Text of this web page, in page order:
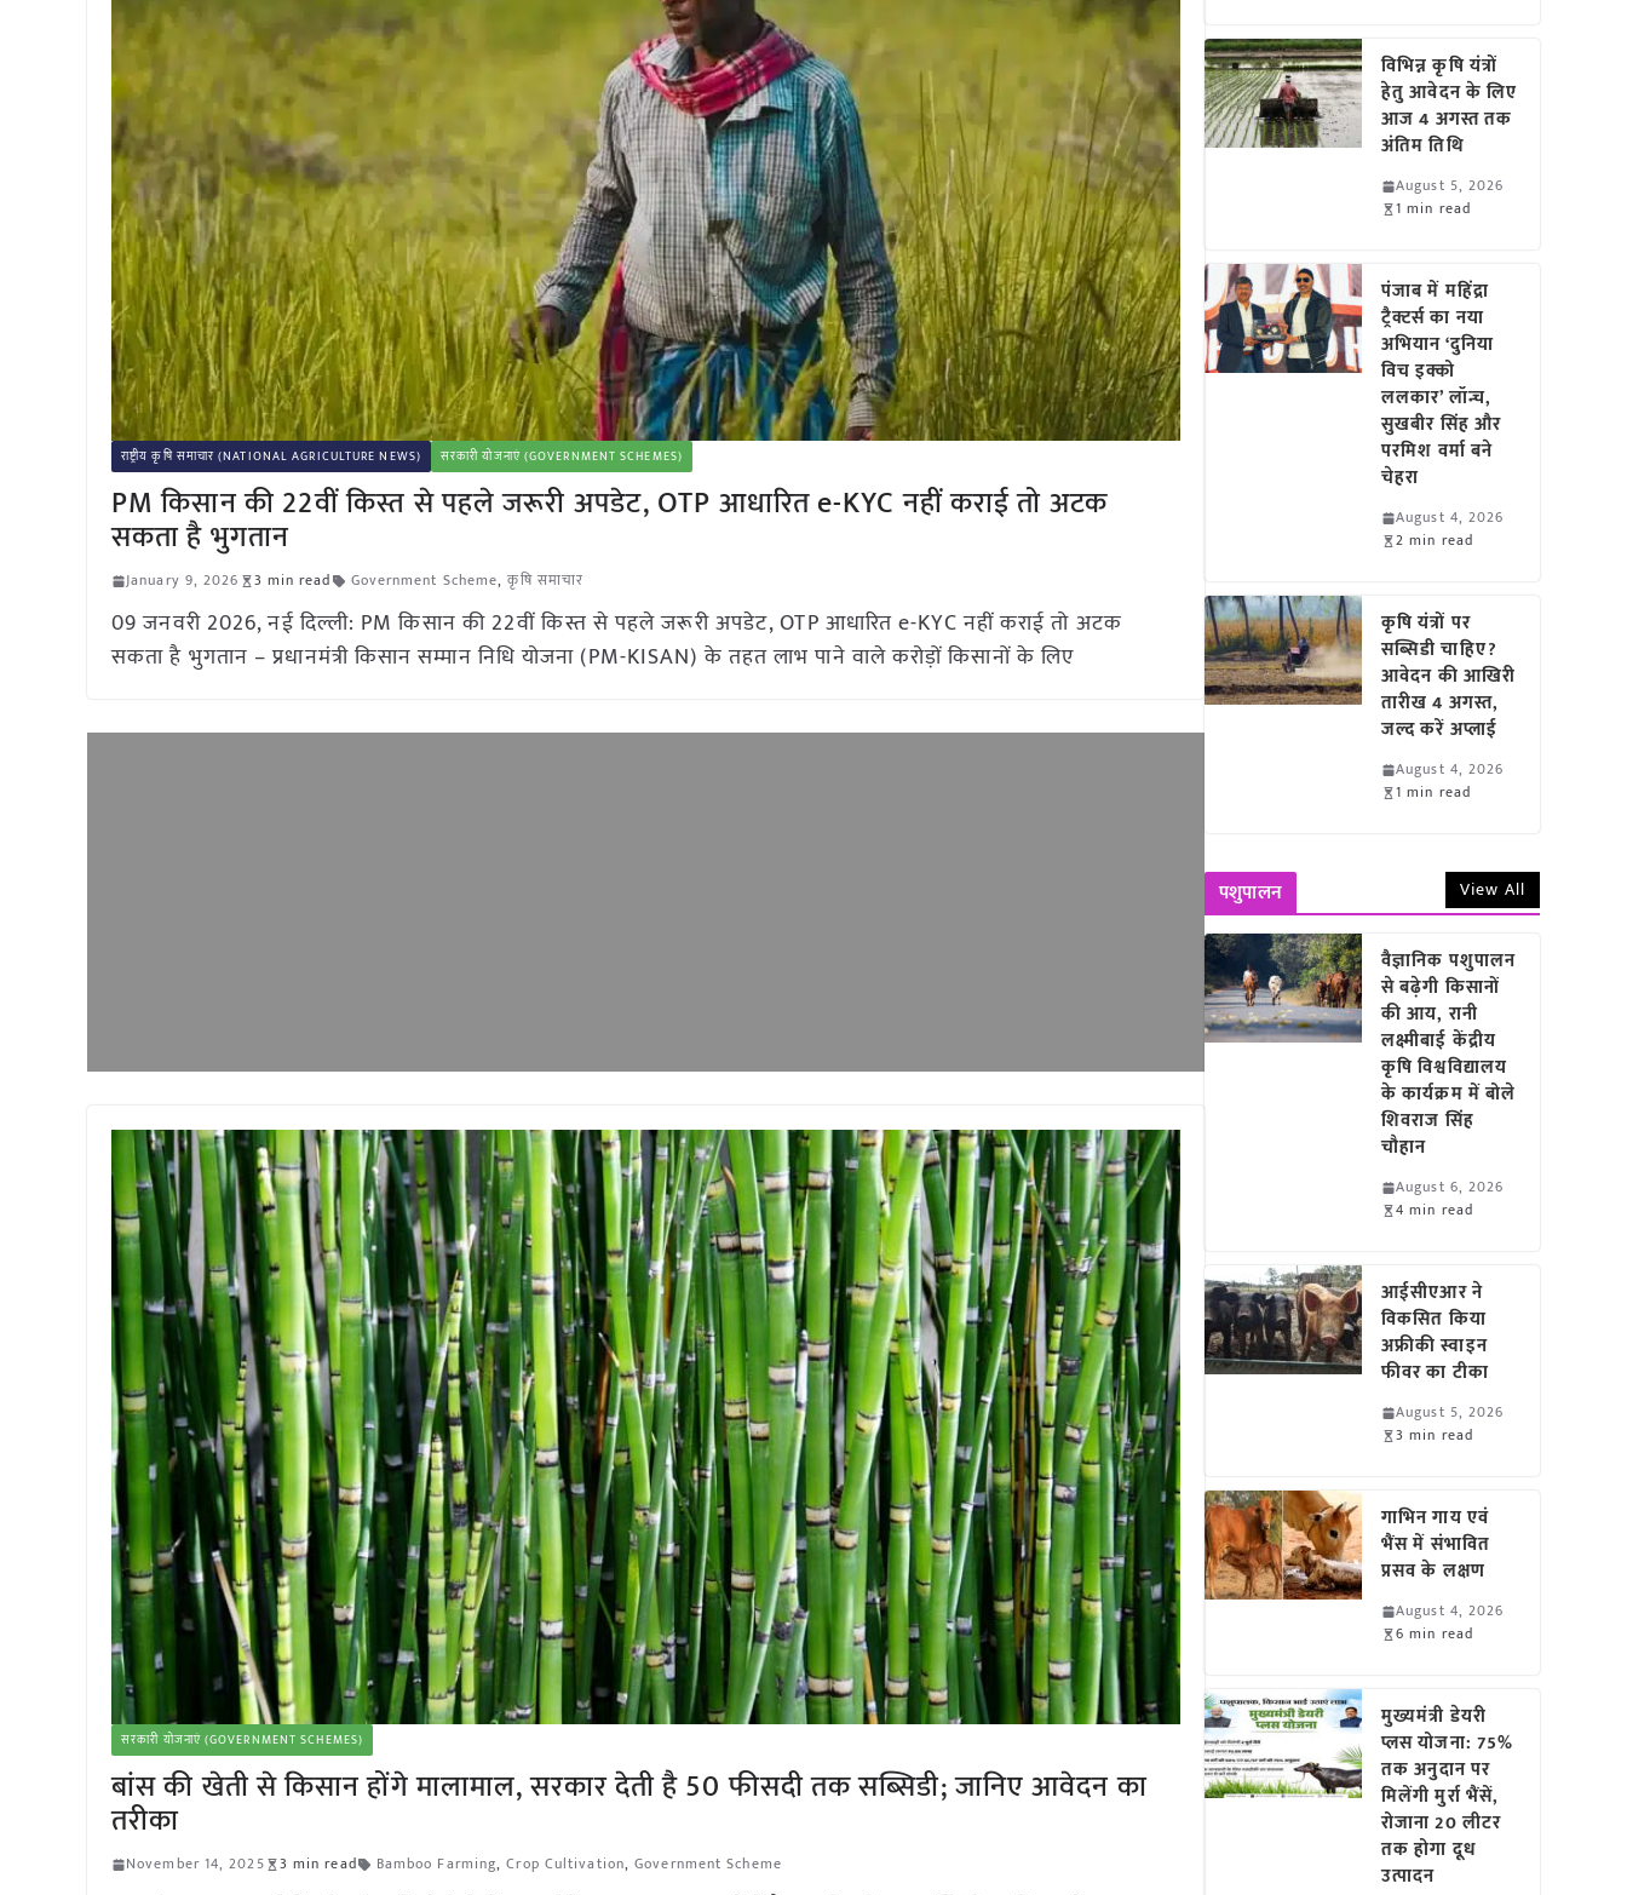
राष्ट्रीय कृषि समाचार (NATIONAL AGRICULTURE NEWS) सरकारी योजनाएं (GOVERNMENT SCHEMES)
PM किसान की 22वीं किस्त से पहले जरूरी अपडेट, OTP आधारित e-KYC नहीं कराई तो अटक
सकता है भुगतान
January 9, 2026 3 min read Government Scheme,कृषि समाचार
09 जनवरी 2026, नई दिल्ली: PM किसान की 22वीं किस्त से पहले जरूरी अपडेट, OTP आधारित e-KYC नहीं कराई तो अटक
सकता है भुगतान – प्रधानमंत्री किसान सम्मान निधि योजना (PM-KISAN) के तहत लाभ पाने वाले करोड़ों किसानों के लिए
सरकारी योजनाएं (GOVERNMENT SCHEMES)
बांस की खेती से किसान होंगे मालामाल, सरकार देती है 50 फीसदी तक सब्सिडी; जानिए आवेदन का
तरीका
November 14, 2025 3 min read Bamboo Farming,Crop Cultivation,Government Scheme
विभिन्न कृषि यंत्रों
हेतु आवेदन के लिए
आज 4 अगस्त तक
अंतिम तिथि
August 5, 2026
1 min read
पंजाब में महिंद्रा
ट्रैक्टर्स का नया
अभियान ‘दुनिया
विच इक्को
ललकार’ लॉन्च,
सुखबीर सिंह और
परमिश वर्मा बने
चेहरा
August 4, 2026
2 min read
कृषि यंत्रों पर
सब्सिडी चाहिए?
आवेदन की आखिरी
तारीख 4 अगस्त,
जल्द करें अप्लाई
August 4, 2026
1 min read
पशुपालन View All
वैज्ञानिक पशुपालन
से बढ़ेगी किसानों
की आय, रानी
लक्ष्मीबाई केंद्रीय
कृषि विश्वविद्यालय
के कार्यक्रम में बोले
शिवराज सिंह
चौहान
August 6, 2026
4 min read
आईसीएआर ने
विकसित किया
अफ्रीकी स्वाइन
फीवर का टीका
August 5, 2026
3 min read
गाभिन गाय एवं
भैंस में संभावित
प्रसव के लक्षण
August 4, 2026
6 min read
मुख्यमंत्री डेयरी
प्लस योजना: 75%
तक अनुदान पर
मिलेंगी मुर्रा भैंसें,
रोजाना 20 लीटर
तक होगा दूध
उत्पादन